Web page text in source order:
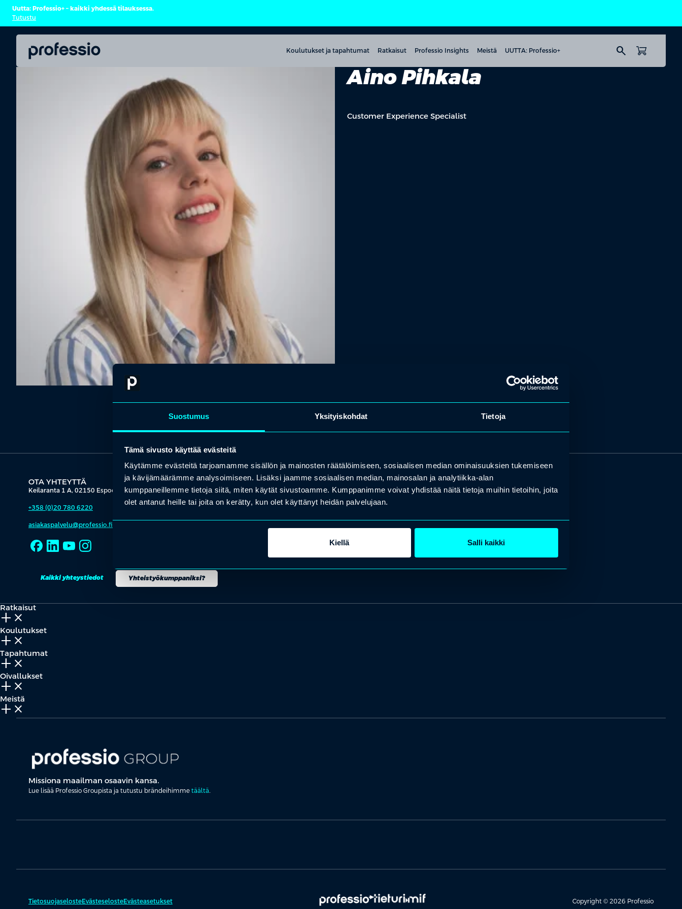
Suostumus Yksityiskohdat Tietoja
Tämä sivusto käyttää evästeitä
Käytämme evästeitä tarjoamamme sisällön ja mainosten räätälöimiseen, sosiaalisen median ominaisuuksien tukemiseen
ja kävijämäärämme analysoimiseen. Lisäksi jaamme sosiaalisen median, mainosalan ja analytiikka-alan
kumppaneillemme tietoja siitä, miten käytät sivustoamme. Kumppanimme voivat yhdistää näitä tietoja muihin tietoihin, joita
olet antanut heille tai joita on kerätty, kun olet käyttänyt heidän palvelujaan.
Kiellä Salli kaikki
Uutta: Professio+ – kaikki yhdessä tilauksessa.
Tutustu
Koulutukset ja tapahtumat Ratkaisut Professio Insights Meistä UUTTA: Professio+ search
Aino Pihkala
Customer Experience Specialist
OTA YHTEYTTÄ
Keilaranta 1 A, 02150 Espoo
+358 (0)20 780 6220
asiakaspalvelu@professio.fi
Kaikki yhteystiedot Yhteistyökumppaniksi?
Ratkaisut
add_2 close
Koulutukset
add_2 close
Tapahtumat
add_2 close
Oivallukset
add_2 close
Meistä
add_2 close
Missiona maailman osaavin kansa.
Lue lisää Professio Groupista ja tutustu brändeihimme täältä.
TietosuojaselosteEvästeselosteEvästeasetukset Copyright © 2026 Professio